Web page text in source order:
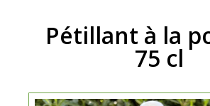
Pétillant à la
75 cl